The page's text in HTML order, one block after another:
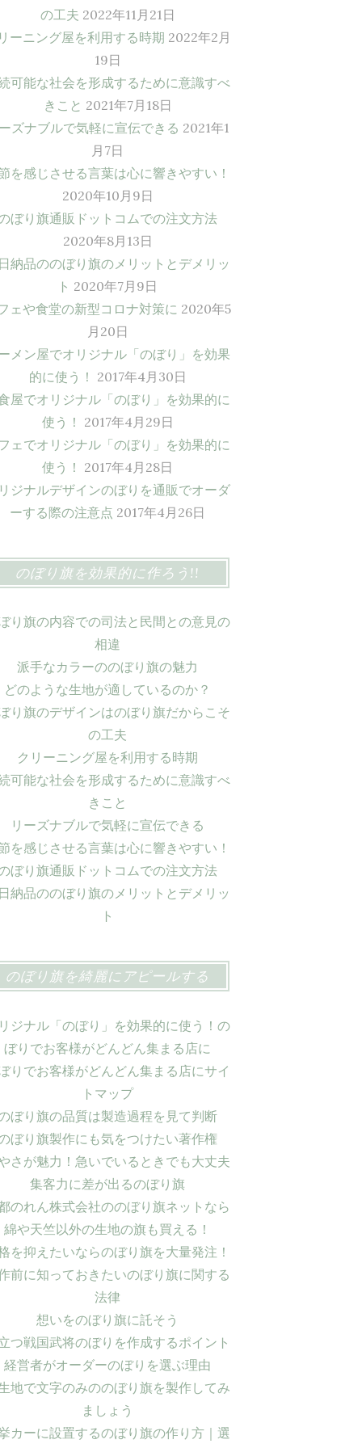
の工夫 2022年11月21日
ーニング屋を利用する時期 2022年2月
19日
可能な社会を形成するために意識すべ
きこと 2021年7月18日
ズナブルで気軽に宣伝できる 2021年1
月7日
を感じさせる言葉は心に響きやすい！
2020年10月9日
ぼり旗通販ドットコムでの注文方法
2020年8月13日
納品ののぼり旗のメリットとデメリッ
ト 2020年7月9日
ェや食堂の新型コロナ対策に 2020年5
月20日
メン屋でオリジナル「のぼり」を効果
的に使う！ 2017年4月30日
屋でオリジナル「のぼり」を効果的に
使う！ 2017年4月29日
ェでオリジナル「のぼり」を効果的に
使う！ 2017年4月28日
ジナルデザインのぼりを通販でオーダ
ーする際の注意点 2017年4月26日
のぼり旗を効果的に作ろう!!
り旗の内容での司法と民間との意見の
相違
派手なカラーののぼり旗の魅力
どのような生地が適しているのか？
り旗のデザインはのぼり旗だからこそ
の工夫
クリーニング屋を利用する時期
可能な社会を形成するために意識すべ
きこと
リーズナブルで気軽に宣伝できる
を感じさせる言葉は心に響きやすい！
ぼり旗通販ドットコムでの注文方法
納品ののぼり旗のメリットとデメリッ
ト
のぼり旗を綺麗にアピールする
ジナル「のぼり」を効果的に使う！の
ぼりでお客様がどんどん集まる店に
りでお客様がどんどん集まる店にサイ
トマップ
ぼり旗の品質は製造過程を見て判断
ぼり旗製作にも気をつけたい著作権
さが魅力！急いでいるときでも大丈夫
集客力に差が出るのぼり旗
のれん株式会社ののぼり旗ネットなら
綿や天竺以外の生地の旗も買える！
を抑えたいならのぼり旗を大量発注！
前に知っておきたいのぼり旗に関する
法律
想いをのぼり旗に託そう
つ戦国武将のぼりを作成するポイント
経営者がオーダーのぼりを選ぶ理由
地で文字のみののぼり旗を製作してみ
ましょう
カーに設置するのぼり旗の作り方｜選